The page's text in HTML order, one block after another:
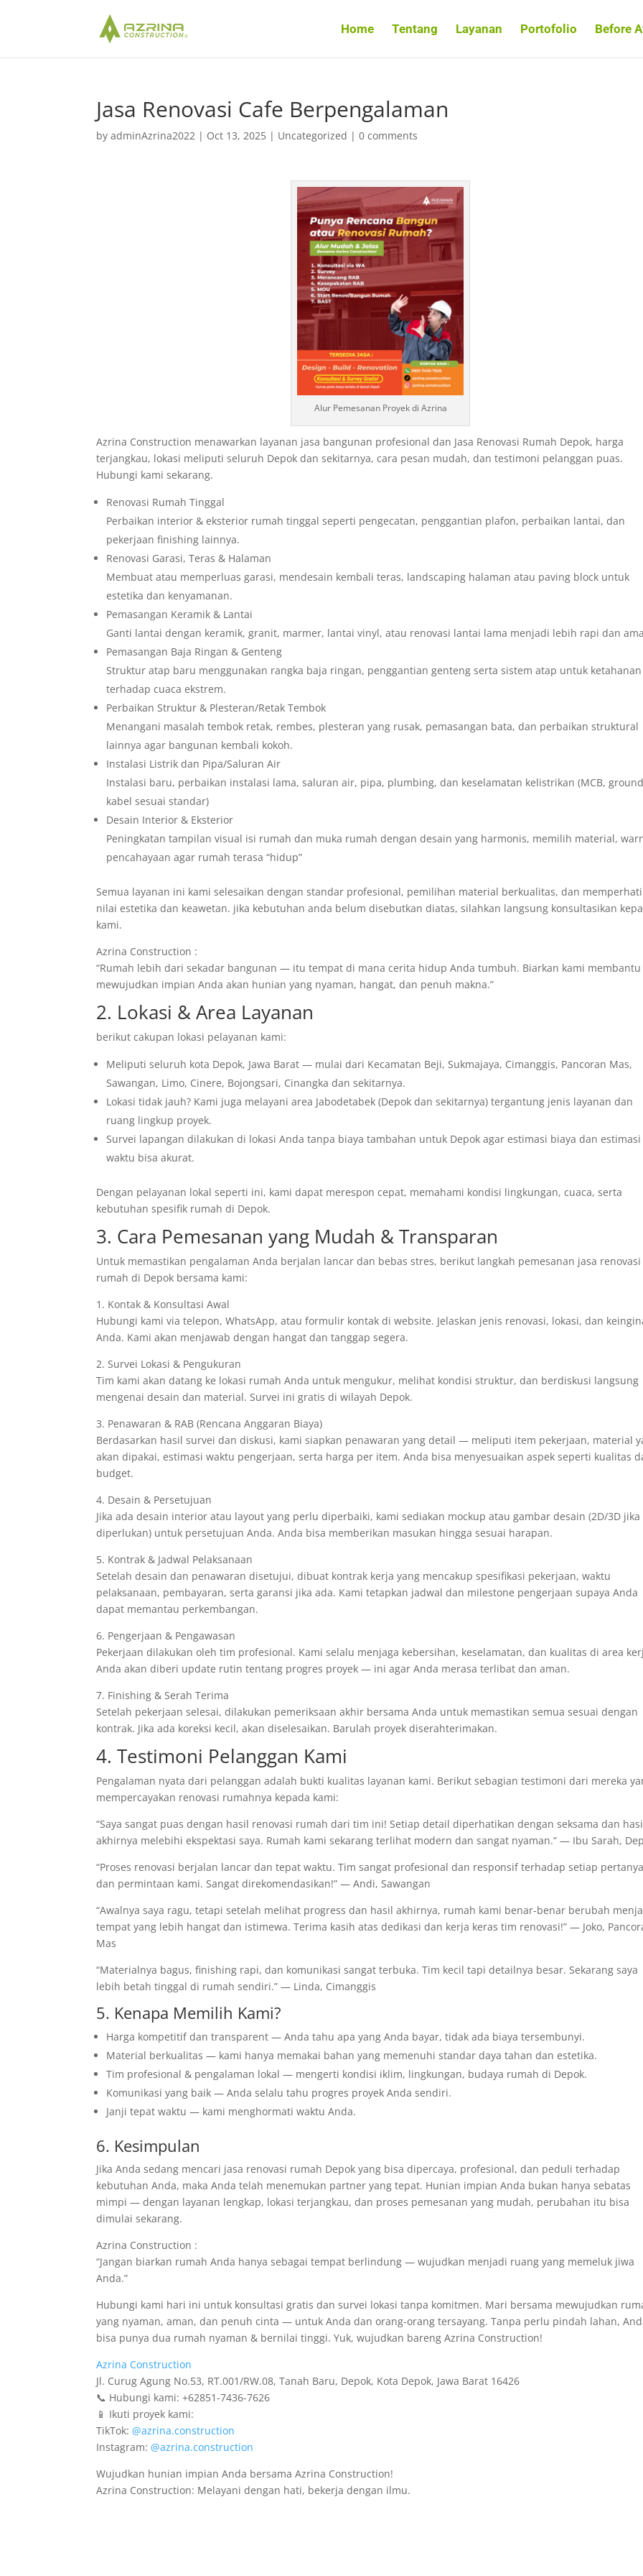
Home Tentang Layanan Portofolio Before
Jasa Renovasi Cafe Berpengalaman
byadminAzrina2022 | Oct 13, 2025 | Uncategorized |0 comments
Alur Pemesanan Proyek di Azrina
Azrina Construction menawarkan layanan jasa bangunan profesional dan Jasa Renovasi Rumah Depok, harga
terjangkau, lokasi meliputi seluruh Depok dan sekitarnya, cara pesan mudah, dan testimoni pelanggan puas.
Hubungi kami sekarang.
Renovasi Rumah Tinggal
Perbaikan interior & eksterior rumah tinggal seperti pengecatan, penggantian plafon, perbaikan lantai, dan
pekerjaan finishing lainnya.
Renovasi Garasi, Teras & Halaman
Membuat atau memperluas garasi, mendesain kembali teras, landscaping halaman atau paving block untuk
estetika dan kenyamanan.
Pemasangan Keramik & Lantai
Ganti lantai dengan keramik, granit, marmer, lantai vinyl, atau renovasi lantai lama menjadi lebih rapi dan
Pemasangan Baja Ringan & Genteng
Struktur atap baru menggunakan rangka baja ringan, penggantian genteng serta sistem atap untuk ketahanan
terhadap cuaca ekstrem.
Perbaikan Struktur & Plesteran/Retak Tembok
Menangani masalah tembok retak, rembes, plesteran yang rusak, pemasangan bata, dan perbaikan struktural
lainnya agar bangunan kembali kokoh.
Instalasi Listrik dan Pipa/Saluran Air
Instalasi baru, perbaikan instalasi lama, saluran air, pipa, plumbing, dan keselamatan kelistrikan (MCB,
kabel sesuai standar)
Desain Interior & Eksterior
Peningkatan tampilan visual isi rumah dan muka rumah dengan desain yang harmonis, memilih material,
pencahayaan agar rumah terasa “hidup”
Semua layanan ini kami selesaikan dengan standar profesional, pemilihan material berkualitas, dan
nilai estetika dan keawetan. jika kebutuhan anda belum disebutkan diatas, silahkan langsung konsultasikan
kami.
Azrina Construction :
“Rumah lebih dari sekadar bangunan — itu tempat di mana cerita hidup Anda tumbuh. Biarkan kami membantu
mewujudkan impian Anda akan hunian yang nyaman, hangat, dan penuh makna.”
2. Lokasi & Area Layanan
berikut cakupan lokasi pelayanan kami:
Meliputi seluruh kota Depok, Jawa Barat — mulai dari Kecamatan Beji, Sukmajaya, Cimanggis, Pancoran Mas,
Sawangan, Limo, Cinere, Bojongsari, Cinangka dan sekitarnya.
Lokasi tidak jauh? Kami juga melayani area Jabodetabek (Depok dan sekitarnya) tergantung jenis layanan dan
ruang lingkup proyek.
Survei lapangan dilakukan di lokasi Anda tanpa biaya tambahan untuk Depok agar estimasi biaya dan estimasi
waktu bisa akurat.
Dengan pelayanan lokal seperti ini, kami dapat merespon cepat, memahami kondisi lingkungan, cuaca, serta
kebutuhan spesifik rumah di Depok.
3. Cara Pemesanan yang Mudah & Transparan
Untuk memastikan pengalaman Anda berjalan lancar dan bebas stres, berikut langkah pemesanan jasa renovasi
rumah di Depok bersama kami:
1. Kontak & Konsultasi Awal
Hubungi kami via telepon, WhatsApp, atau formulir kontak di website. Jelaskan jenis renovasi, lokasi, dan
Anda. Kami akan menjawab dengan hangat dan tanggap segera.
2. Survei Lokasi & Pengukuran
Tim kami akan datang ke lokasi rumah Anda untuk mengukur, melihat kondisi struktur, dan berdiskusi langsung
mengenai desain dan material. Survei ini gratis di wilayah Depok.
3. Penawaran & RAB (Rencana Anggaran Biaya)
Berdasarkan hasil survei dan diskusi, kami siapkan penawaran yang detail — meliputi item pekerjaan, material
akan dipakai, estimasi waktu pengerjaan, serta harga per item. Anda bisa menyesuaikan aspek seperti kualitas
budget.
4. Desain & Persetujuan
Jika ada desain interior atau layout yang perlu diperbaiki, kami sediakan mockup atau gambar desain (2D/3D jika
diperlukan) untuk persetujuan Anda. Anda bisa memberikan masukan hingga sesuai harapan.
5. Kontrak & Jadwal Pelaksanaan
Setelah desain dan penawaran disetujui, dibuat kontrak kerja yang mencakup spesifikasi pekerjaan, waktu
pelaksanaan, pembayaran, serta garansi jika ada. Kami tetapkan jadwal dan milestone pengerjaan supaya Anda
dapat memantau perkembangan.
6. Pengerjaan & Pengawasan
Pekerjaan dilakukan oleh tim profesional. Kami selalu menjaga kebersihan, keselamatan, dan kualitas di area
Anda akan diberi update rutin tentang progres proyek — ini agar Anda merasa terlibat dan aman.
7. Finishing & Serah Terima
Setelah pekerjaan selesai, dilakukan pemeriksaan akhir bersama Anda untuk memastikan semua sesuai dengan
kontrak. Jika ada koreksi kecil, akan diselesaikan. Barulah proyek diserahterimakan.
4. Testimoni Pelanggan Kami
Pengalaman nyata dari pelanggan adalah bukti kualitas layanan kami. Berikut sebagian testimoni dari mereka
mempercayakan renovasi rumahnya kepada kami:
“Saya sangat puas dengan hasil renovasi rumah dari tim ini! Setiap detail diperhatikan dengan seksama dan
akhirnya melebihi ekspektasi saya. Rumah kami sekarang terlihat modern dan sangat nyaman.” — Ibu Sarah,
“Proses renovasi berjalan lancar dan tepat waktu. Tim sangat profesional dan responsif terhadap setiap
dan permintaan kami. Sangat direkomendasikan!” — Andi, Sawangan
“Awalnya saya ragu, tetapi setelah melihat progress dan hasil akhirnya, rumah kami benar-benar berubah
tempat yang lebih hangat dan istimewa. Terima kasih atas dedikasi dan kerja keras tim renovasi!” — Joko,
Mas
“Materialnya bagus, finishing rapi, dan komunikasi sangat terbuka. Tim kecil tapi detailnya besar. Sekarang saya
lebih betah tinggal di rumah sendiri.” — Linda, Cimanggis
5. Kenapa Memilih Kami?
Harga kompetitif dan transparent — Anda tahu apa yang Anda bayar, tidak ada biaya tersembunyi.
Material berkualitas — kami hanya memakai bahan yang memenuhi standar daya tahan dan estetika.
Tim profesional & pengalaman lokal — mengerti kondisi iklim, lingkungan, budaya rumah di Depok.
Komunikasi yang baik — Anda selalu tahu progres proyek Anda sendiri.
Janji tepat waktu — kami menghormati waktu Anda.
6. Kesimpulan
Jika Anda sedang mencari jasa renovasi rumah Depok yang bisa dipercaya, profesional, dan peduli terhadap
kebutuhan Anda, maka Anda telah menemukan partner yang tepat. Hunian impian Anda bukan hanya sebatas
mimpi — dengan layanan lengkap, lokasi terjangkau, dan proses pemesanan yang mudah, perubahan itu bisa
dimulai sekarang.
Azrina Construction :
“Jangan biarkan rumah Anda hanya sebagai tempat berlindung — wujudkan menjadi ruang yang memeluk jiwa
Anda.”
Hubungi kami hari ini untuk konsultasi gratis dan survei lokasi tanpa komitmen. Mari bersama mewujudkan
yang nyaman, aman, dan penuh cinta — untuk Anda dan orang-orang tersayang. Tanpa perlu pindah lahan,
bisa punya dua rumah nyaman & bernilai tinggi. Yuk, wujudkan bareng Azrina Construction!
Azrina Construction
Jl. Curug Agung No.53, RT.001/RW.08, Tanah Baru, Depok, Kota Depok, Jawa Barat 16426
📞 Hubungi kami: +62851-7436-7626
📱 Ikuti proyek kami:
TikTok:@azrina.construction
Instagram:@azrina.construction
Wujudkan hunian impian Anda bersama Azrina Construction!
Azrina Construction: Melayani dengan hati, bekerja dengan ilmu.